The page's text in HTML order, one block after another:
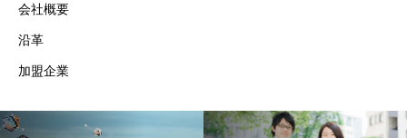
会社概要
沿革
加盟企業